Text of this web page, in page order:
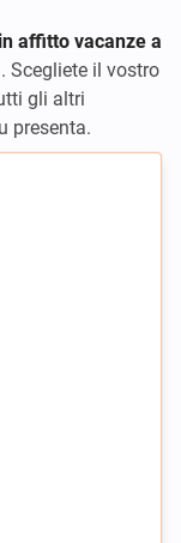
affitto vacanze a
Scegliete il vostro
gli altri
presenta.